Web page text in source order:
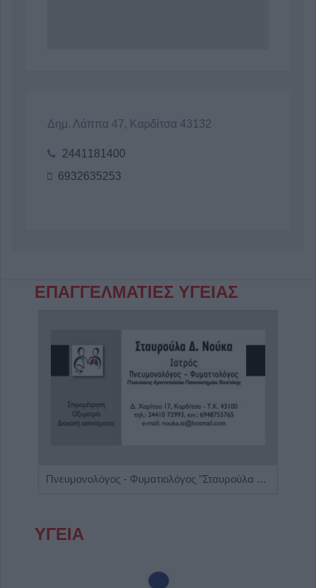
Δημ. Λάππα 47, Καρδίτσα 43132
2441181400
6932635253
ΕΠΑΓΓΕΛΜΑΤΙΕΣ ΥΓΕΙΑΣ
Πνευμονολόγος - Φυματιολόγος "Σταυρούλα Δ. Νούκα"
ΥΓΕΙΑ